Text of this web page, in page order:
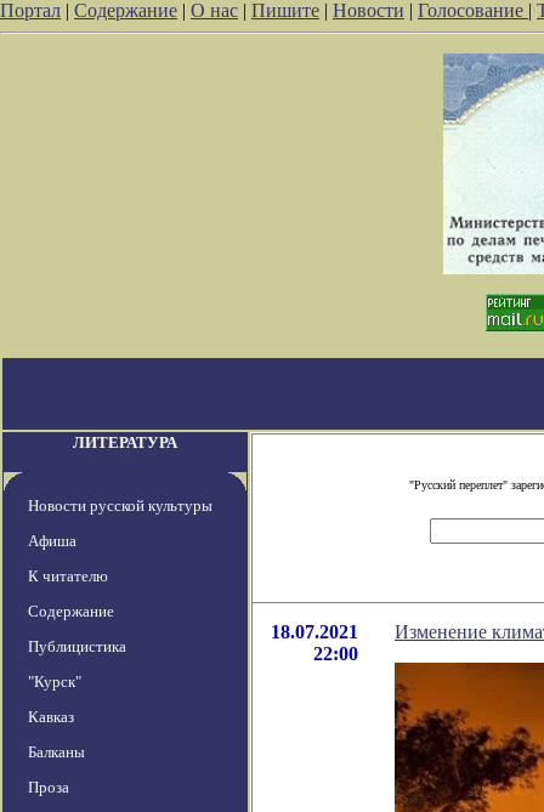
Портал | Содержание | О нас | Пишите | Новости | Голосование |
ЛИТЕРАТУРА
Новости русской культуры
Афиша
К читателю
Содержание
Публицистика
"Курск"
Кавказ
Балканы
Проза
"Русский переплет"
18.07.2021
22:00
Изменение